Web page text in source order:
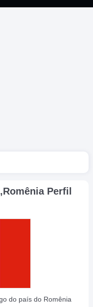
Perfil
do país do Romênia